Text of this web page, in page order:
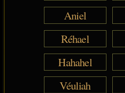
Aniel
Réhael
Hahahel
Véuliah